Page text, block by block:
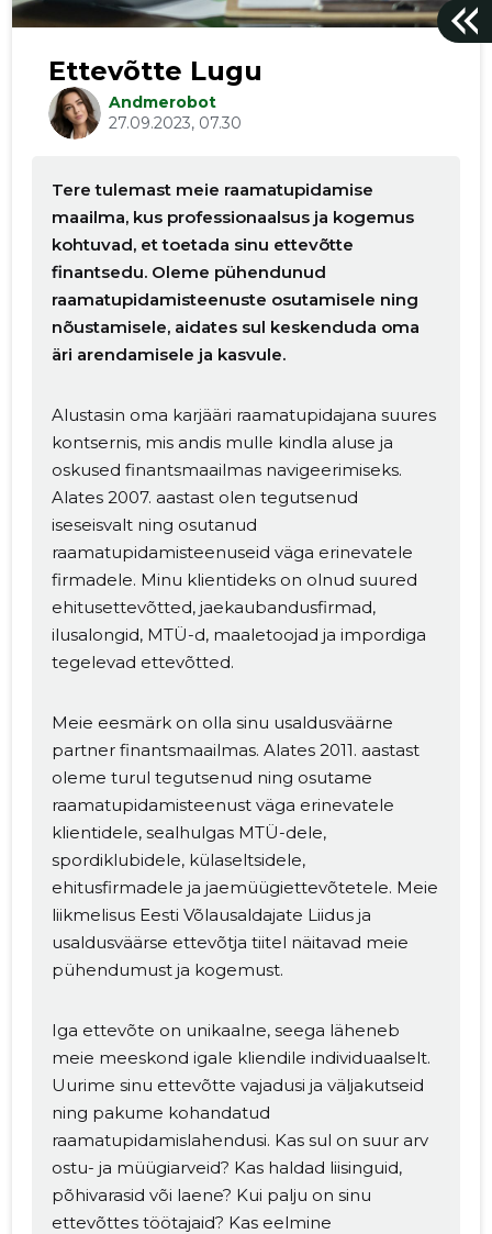
Ettevõtte Lugu
Andmerobot
27.09.2023, 07.30
Tere tulemast meie raamatupidamise
maailma, kus professionaalsus ja kogemus
kohtuvad, et toetada sinu ettevõtte
finantsedu. Oleme pühendunud
raamatupidamisteenuste osutamisele ning
nõustamisele, aidates sul keskenduda oma
äri arendamisele ja kasvule.
Alustasin oma karjääri raamatupidajana suures
kontsernis, mis andis mulle kindla aluse ja
oskused finantsmaailmas navigeerimiseks.
Alates 2007. aastast olen tegutsenud
iseseisvalt ning osutanud
raamatupidamisteenuseid väga erinevatele
firmadele. Minu klientideks on olnud suured
ehitusettevõtted, jaekaubandusfirmad,
ilusalongid, MTÜ-d, maaletoojad ja impordiga
tegelevad ettevõtted.
Meie eesmärk on olla sinu usaldusväärne
partner finantsmaailmas. Alates 2011. aastast
oleme turul tegutsenud ning osutame
raamatupidamisteenust väga erinevatele
klientidele, sealhulgas MTÜ-dele,
spordiklubidele, külaseltsidele,
ehitusfirmadele ja jaemüügiettevõtetele. Meie
liikmelisus Eesti Võlausaldajate Liidus ja
usaldusväärse ettevõtja tiitel näitavad meie
pühendumust ja kogemust.
Iga ettevõte on unikaalne, seega läheneb
meie meeskond igale kliendile individuaalselt.
Uurime sinu ettevõtte vajadusi ja väljakutseid
ning pakume kohandatud
raamatupidamislahendusi. Kas sul on suur arv
ostu- ja müügiarveid? Kas haldad liisinguid,
põhivarasid või laene? Kui palju on sinu
ettevõttes töötajaid? Kas eelmine
kirjeldust